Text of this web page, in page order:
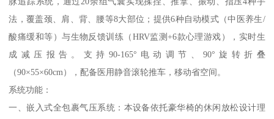
法，覆盖颈、肩、背、腰等8大部位；提供6种自动模式（中医养生/
酸痛缓和等）与生物反馈训练（HRV监测+6款心理游戏），实时生
成减压报告。支持90-165°电动调节、90°旋转折叠
（90×55×60cm），配备医用静音滚轮推车，移动省空间。
系统功能：
一、嵌入式全包裹气压系统：本设备依托豪华椅的休闲放松设计理